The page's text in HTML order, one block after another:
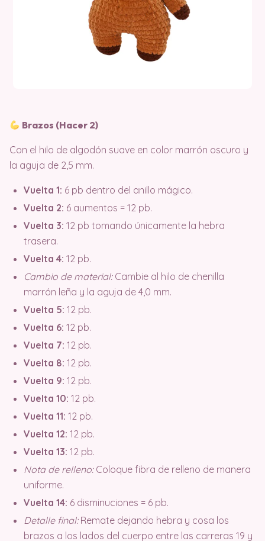
Brazos (Hacer 2)
Con el hilo de algodón suave en color marrón oscuro y
la aguja de 2,5 mm.
Vuelta 1: 6 pb dentro del anillo mágico.
Vuelta 2: 6 aumentos = 12 pb.
Vuelta 3: 12 pb tomando únicamente la hebra
trasera.
Vuelta 4: 12 pb.
Cambio de material:Cambie al hilo de chenilla
marrón leña y la aguja de 4,0 mm.
Vuelta 5: 12 pb.
Vuelta 6: 12 pb.
Vuelta 7: 12 pb.
Vuelta 8: 12 pb.
Vuelta 9: 12 pb.
Vuelta 10: 12 pb.
Vuelta 11: 12 pb.
Vuelta 12: 12 pb.
Vuelta 13: 12 pb.
Nota de relleno:Coloque fibra de relleno de manera
uniforme.
Vuelta 14: 6 disminuciones = 6 pb.
Detalle final:Remate dejando hebra y cosa los
brazos a los lados del cuerpo entre las carreras 19 y